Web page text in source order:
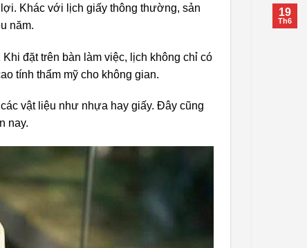
Khác với lịch giấy thông thường, sản
năm.
đặt trên bàn làm việc, lịch không chỉ có
tính thẩm mỹ cho không gian.
vật liệu như nhựa hay giấy. Đây cũng
nay.
19
Th6